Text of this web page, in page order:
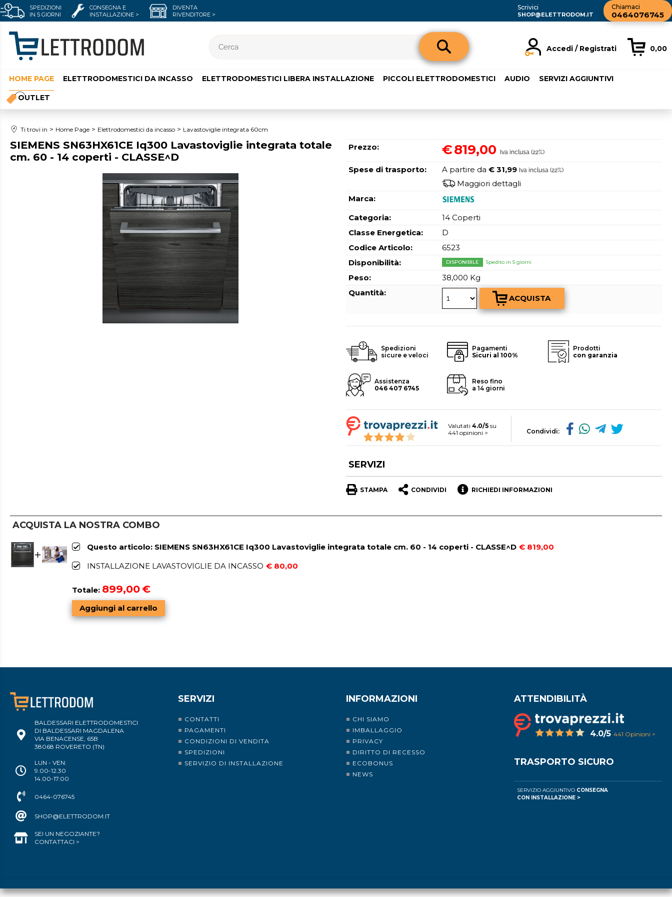
SPEDIZIONI
IN 5 GIORNI
CONSEGNA E
INSTALLAZIONE >
DIVENTA
RIVENDITORE >
Scrivici
SHOP@ELETTRODOM.IT
Chiamaci
0464076745
Accedi / Registrati
clicca sul pulsante "Accedi"
Password:
Hai perso la password?
"Registrati"
0,00
HOME PAGE ELETTRODOMESTICI DA INCASSO ELETTRODOMESTICI LIBERA INSTALLAZIONE PICCOLI ELETTRODOMESTICI AUDIO SERVIZI AGGIUNTIVI
OUTLET
Ti trovi in Home Page Elettrodomestici da incasso Lavastoviglie integrata 60cm
SIEMENS SN63HX61CE Iq300 Lavastoviglie integrata totale
cm. 60 - 14 coperti - CLASSE^D
Prezzo: €819,00 Iva inclusa (22%)
Spese di trasporto: A partire da € 31,99 Iva inclusa (22%)
Maggiori dettagli
Marca:
Categoria:
14 Coperti
Classe Energetica:
D
Codice Articolo:
6523
Disponibilità:
DISPONIBILE Spedito in 5 giorni
Peso:
38,000 Kg
Quantità:
Spedizioni
sicure e veloci
Pagamenti
Sicuri al 100%
Prodotti
con garanzia
Assistenza
046 407 6745
Reso fino
a 14 giorni
Valutati 4.0/5 su
441 opinioni >
Condividi:
SERVIZI
STAMPA CONDIVIDI RICHIEDI INFORMAZIONI
ACQUISTA LA NOSTRA COMBO
Questo articolo: SIEMENS SN63HX61CE Iq300 Lavastoviglie integrata totale cm. 60 - 14 coperti - CLASSE^D € 819,00
INSTALLAZIONE LAVASTOVIGLIE DA INCASSO € 80,00
Totale: 899,00 €
BALDESSARI ELETTRODOMESTICI
DI BALDESSARI MAGDALENA
VIA BENACENSE, 65B
38068 ROVERETO (TN)
LUN - VEN:
9.00-12.30
14.00-17.00
0464-076745
SHOP@ELETTRODOM.IT
SEI UN NEGOZIANTE?
CONTATTACI >
SERVIZI
CONTATTI
PAGAMENTI
CONDIZIONI DI VENDITA
SPEDIZIONI
SERVIZIO DI INSTALLAZIONE
INFORMAZIONI
CHI SIAMO
IMBALLAGGIO
PRIVACY
DIRITTO DI RECESSO
ECOBONUS
NEWS
ATTENDIBILITÀ
4.0/5 441 Opinioni >
TRASPORTO SICURO
SERVIZIO AGGIUNTIVO CONSEGNA
CON INSTALLAZIONE >